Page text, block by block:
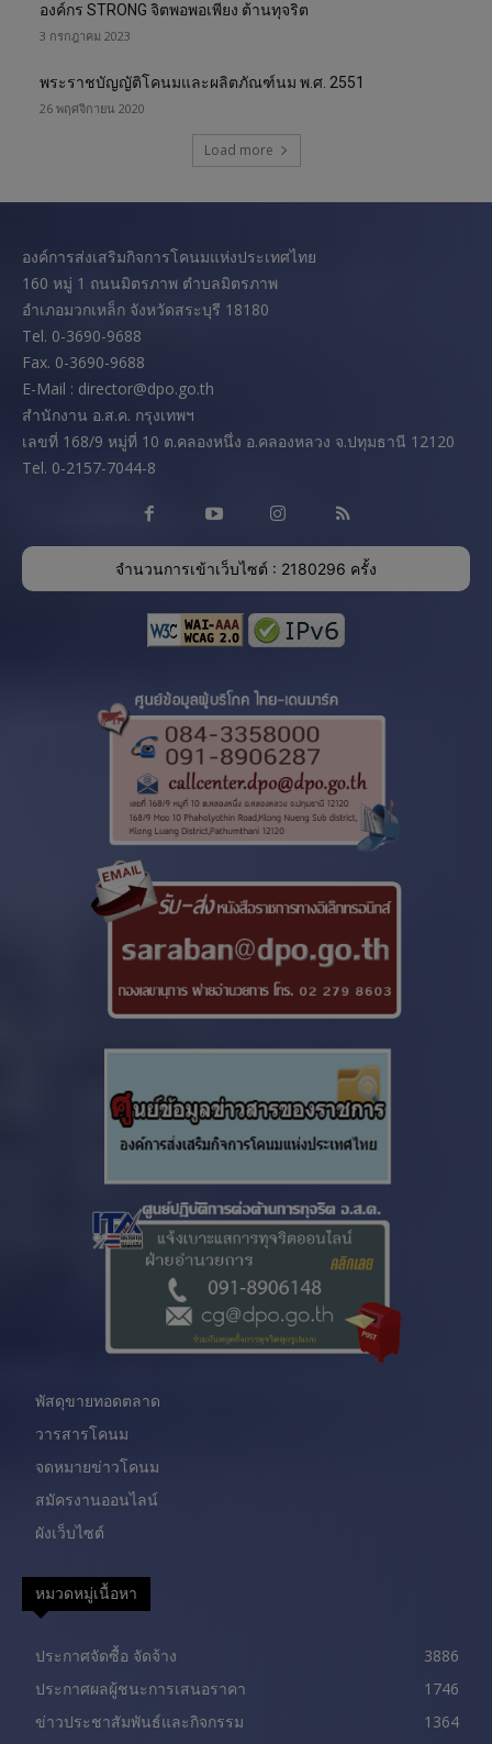
องค์กร STRONG จิตพอพอเพียง ต้านทุจริต
3 กรกฎาคม 2023
พระราชบัญญัติโคนมและผลิตภัณฑ์นม พ.ศ. 2551
26 พฤศจิกายน 2020
Load more
องค์การส่งเสริมกิจการโคนมแห่งประเทศไทย
160 หมู่ 1 ถนนมิตรภาพ ตำบลมิตรภาพ
อำเภอมวกเหล็ก จังหวัดสระบุรี 18180
Tel. 0-3690-9688
Fax. 0-3690-9688
E-Mail : director@dpo.go.th
สํานักงาน อ.ส.ค. กรุงเทพฯ
เลขที่ 168/9 หมู่ที่ 10 ต.คลองหนึ่ง อ.คลองหลวง จ.ปทุมธานี 12120
Tel. 0-2157-7044-8
จำนวนการเข้าเว็บไซต์ : 2180296 ครั้ง
พัสดุขายทอดตลาด
วารสารโคนม
จดหมายข่าวโคนม
สมัครงานออนไลน์
ผังเว็บไซต์
หมวดหมู่เนื้อหา
ประกาศจัดซื้อ จัดจ้าง
3886
ประกาศผลผู้ชนะการเสนอราคา
1746
ข่าวประชาสัมพันธ์และกิจกรรม
1364